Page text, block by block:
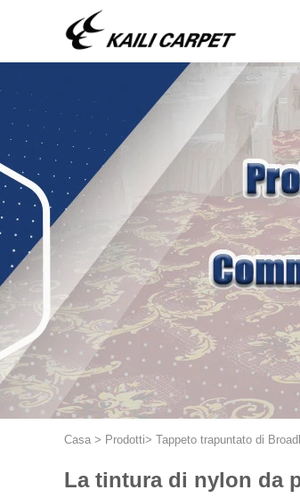
Casa > Prodotti> Tappeto trapuntato di
La tintura di nylon da